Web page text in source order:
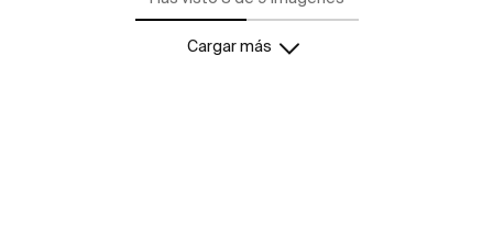
Cargar más